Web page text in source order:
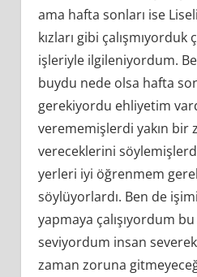
ama hafta sonları ise
kızları gibi
işleriyle ilgileniyordum.
buydu nede olsa hafta
gerekiyordu ehliyetim
verememişlerdi yakın bir
vereceklerini
yerleri iyi öğrenmem
söylüyorlardı. Ben de
yapmaya çalışıyordum
seviyordum insan
zaman zoruna